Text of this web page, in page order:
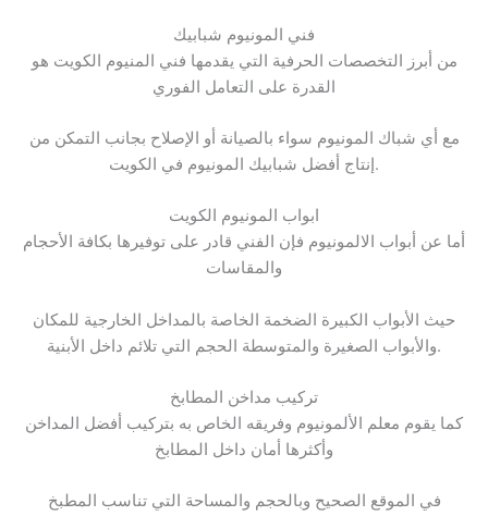
فني المونيوم شبابيك
من أبرز التخصصات الحرفية التي يقدمها فني المنيوم الكويت هو
القدرة على التعامل الفوري
مع أي شباك المونيوم سواء بالصيانة أو الإصلاح بجانب التمكن من
إنتاج أفضل شبابيك المونيوم في الكويت.
ابواب المونيوم الكويت
أما عن أبواب الالمونيوم فإن الفني قادر على توفيرها بكافة الأحجام
والمقاسات
حيث الأبواب الكبيرة الضخمة الخاصة بالمداخل الخارجية للمكان
والأبواب الصغيرة والمتوسطة الحجم التي تلائم داخل الأبنية.
تركيب مداخن المطابخ
كما يقوم معلم الألمونيوم وفريقه الخاص به بتركيب أفضل المداخن
وأكثرها أمان داخل المطابخ
في الموقع الصحيح وبالحجم والمساحة التي تناسب المطبخ